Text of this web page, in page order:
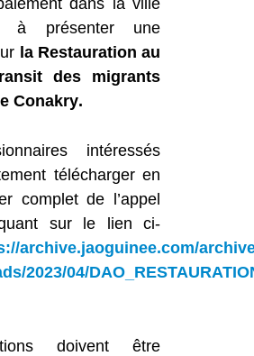
à présenter une
la Restauration au
des migrants
Conakry.
intéressés
télécharger en
complet de l’appel
sur le lien ci-
archive.jaoguinee.com/
2023/04/
doivent être